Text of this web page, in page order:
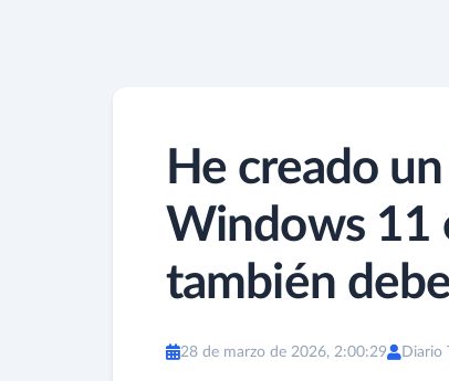
He creado
Windows 11
también
28 de marzo de 2026, 2:00:29 Diario